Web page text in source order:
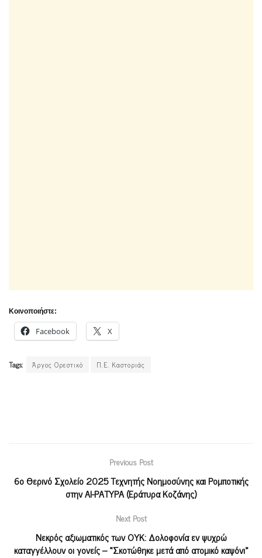
Κοινοποιήστε:
Facebook X
Tags: Άργος Ορεστικό Π.Ε. Καστοριάς
Previous Post
6ο Θερινό Σχολείο 2025 Τεχνητής Νοημοσύνης και Ρομποτικής
στην ΑΙ-ΡΑΤΥΡΑ (Εράτυρα Κοζάνης)
Next Post
Νεκρός αξιωματικός των ΟΥΚ: Δολοφονία εν ψυχρώ
καταγγέλλουν οι γονείς – «Σκοτώθηκε μετά από ατομικό καψόνι»